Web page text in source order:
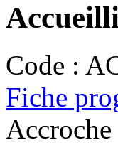
Code :
Fiche